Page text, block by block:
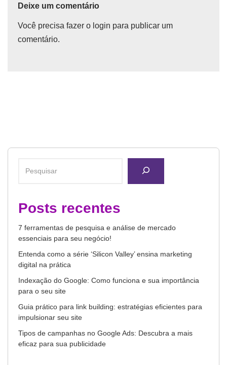
Deixe um comentário
Você precisa fazer o login para publicar um
comentário.
Posts recentes
7 ferramentas de pesquisa e análise de mercado
essenciais para seu negócio!
Entenda como a série ‘Silicon Valley’ ensina marketing
digital na prática
Indexação do Google: Como funciona e sua importância
para o seu site
Guia prático para link building: estratégias eficientes para
impulsionar seu site
Tipos de campanhas no Google Ads: Descubra a mais
eficaz para sua publicidade